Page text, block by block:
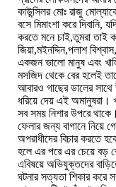
কাউন্সিলর মোঃ রাজু
বসে মিমাংশা করে দিবানি,
করতে মনে চাই,তুমরা তাই
জিয়া,মইনদ্দিন,পলাশ
একজন ভালো মানুষ এবং
মসজিদ থেকে বের হলেই
আবারও গাছের ডালের সাথে
ধরিয়ে দেয় এই অমানুষরা।
সব সময় নিশার উপরে
ফেলার জন্য বাগানে নিয়ে
অপরাধীদের বিচার করতে
হলে এর পরে এর চেয়ে বড়
এবিষয়ে অভিযুক্তদের
ঘটনার সত্যতা শিকার করে